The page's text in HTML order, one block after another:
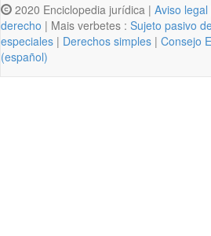
2020 Enciclopedia jurídica | Aviso legal
derecho | Mais verbetes : Sujeto pasivo
especiales | Derechos simples | Consejo
(español)